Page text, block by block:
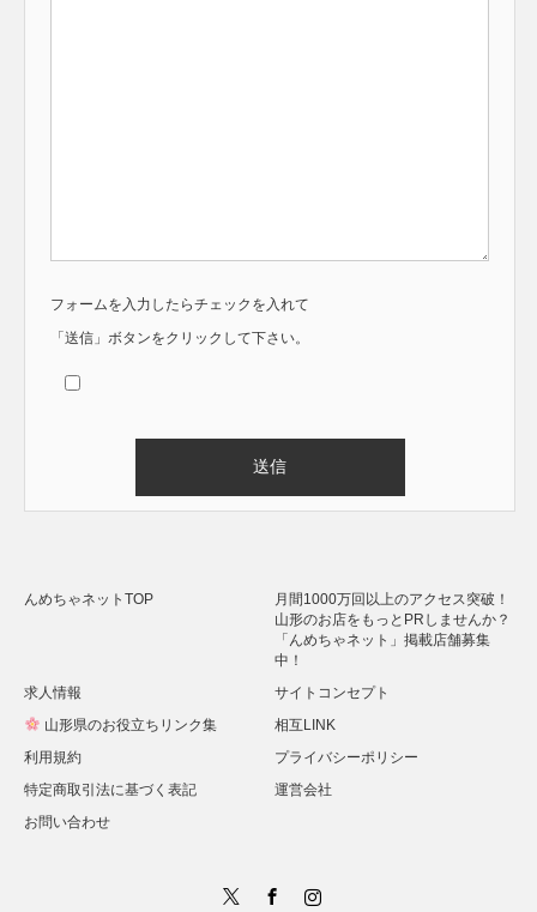
フォームを入力したらチェックを入れて
「送信」ボタンをクリックして下さい。
んめちゃネットTOP
月間1000万回以上のアクセス突破！
山形のお店をもっとPRしませんか？
「んめちゃネット」掲載店舗募集
中！
求人情報
サイトコンセプト
山形県のお役立ちリンク集
相互LINK
利用規約
プライバシーポリシー
特定商取引法に基づく表記
運営会社
お問い合わせ
Instagram